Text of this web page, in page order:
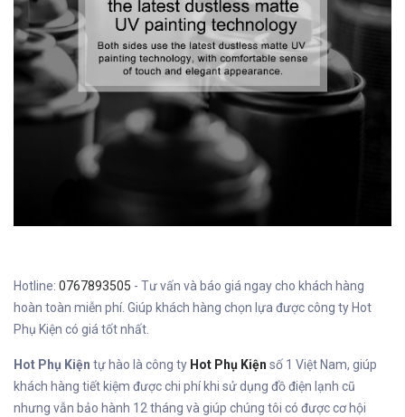
Hotline: 0767893505 - Tư vấn và báo giá ngay cho khách hàng
hoàn toàn miễn phí. Giúp khách hàng chọn lựa được công ty Hot
Phụ Kiện có giá tốt nhất.
Hot Phụ Kiện tự hào là công ty Hot Phụ Kiện số 1 Việt Nam, giúp
khách hàng tiết kiệm được chi phí khi sử dụng đồ điện lạnh cũ
nhưng vẫn bảo hành 12 tháng và giúp chúng tôi có được cơ hội